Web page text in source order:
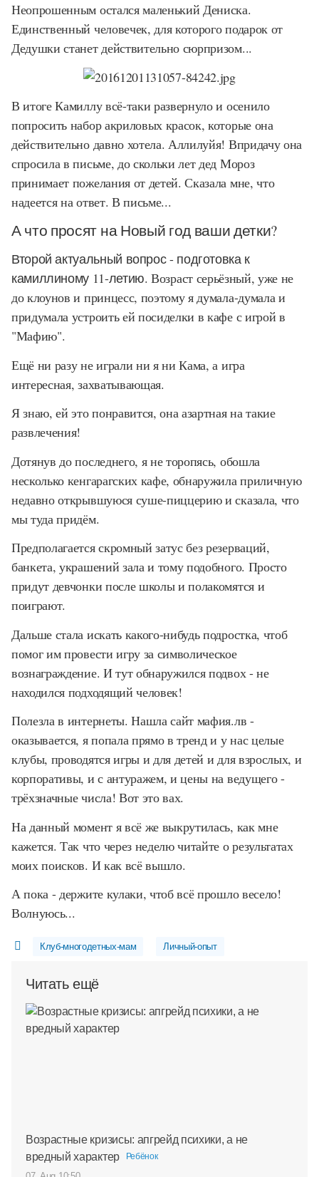
Неопрошенным остался маленький Дениска.
Единственный человечек, для которого подарок от
Дедушки станет действительно сюрпризом...
В итоге Камиллу всё-таки развернуло и осенило
попросить набор акриловых красок, которые она
действительно давно хотела. Аллилуйя! Впридачу она
спросила в письме, до скольки лет дед Мороз
принимает пожелания от детей. Сказала мне, что
надеется на ответ. В письме...
А что просят на Новый год ваши детки?
Второй актуальный вопрос - подготовка к
камиллиному 11-летию. Возраст серьёзный, уже не
до клоунов и принцесс, поэтому я думала-думала и
придумала устроить ей посиделки в кафе с игрой в
"Мафию".
Ещё ни разу не играли ни я ни Кама, а игра
интересная, захватывающая.
Я знаю, ей это понравится, она азартная на такие
развлечения!
Дотянув до последнего, я не торопясь, обошла
несколько кенгарагских кафе, обнаружила приличную
недавно открывшуюся суше-пиццерию и сказала, что
мы туда придём.
Предполагается скромный затус без резерваций,
банкета, украшений зала и тому подобного. Просто
придут девчонки после школы и полакомятся и
поиграют.
Дальше стала искать какого-нибудь подростка, чтоб
помог им провести игру за символическое
вознаграждение. И тут обнаружился подвох - не
находился подходящий человек!
Полезла в интернеты. Нашла сайт мафия.лв -
оказывается, я попала прямо в тренд и у нас целые
клубы, проводятся игры и для детей и для взрослых, и
корпоративы, и с антуражем, и цены на ведущего -
трёхзначные числа! Вот это вах.
На данный момент я всё же выкрутилась, как мне
кажется. Так что через неделю читайте о результатах
моих поисков. И как всё вышло.
А пока - держите кулаки, чтоб всё прошло весело!
Волнуюсь...
Клуб-многодетных-мам Личный-опыт
Читать ещё
Возрастные кризисы: апгрейд психики, а не
вредный характер
Ребёнок